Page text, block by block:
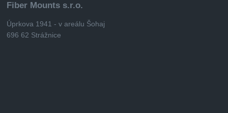
Fiber Mounts s.r.o.
Úprkova 1941 - v areálu Šohaj
696 62 Strážnice